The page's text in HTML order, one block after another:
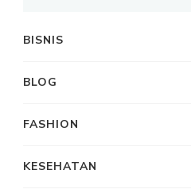
BISNIS
BLOG
FASHION
KESEHATAN